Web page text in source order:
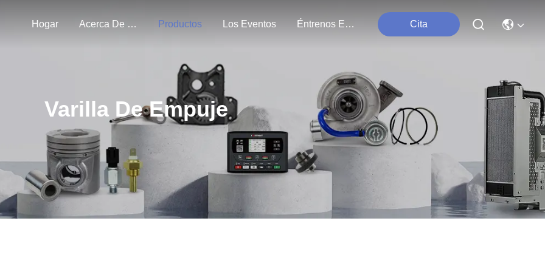
Hogar Acerca De Nosotros Productos Los Eventos Éntrenos En Contacto Con Cita
Varilla De Empuje